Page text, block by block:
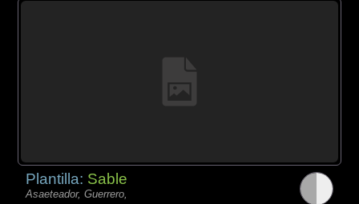
Plantilla: Sable
Asaeteador, Guerrero,